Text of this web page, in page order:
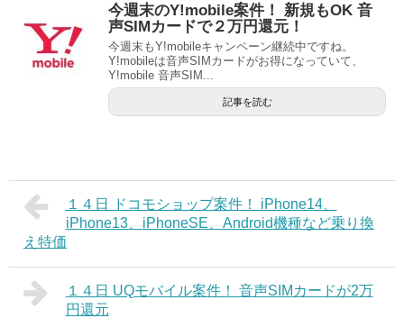
今週末のY!mobile案件！ 新規もOK 音
声SIMカードで２万円還元！
今週末もY!mobileキャンペーン継続中ですね。
Y!mobileは音声SIMカードがお得になっていて、
Y!mobile 音声SIM...
記事を読む
１４日 ドコモショップ案件！ iPhone14、
iPhone13、iPhoneSE、Android機種など乗り換
え特価
１４日 UQモバイル案件！ 音声SIMカードが2万
円還元